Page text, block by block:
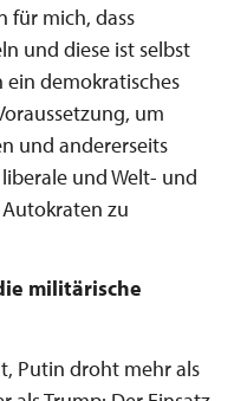
für mich, dass
und diese ist selbst
ein demokratisches
um
und andererseits
und Welt- und
zu
militärische
Putin droht mehr als